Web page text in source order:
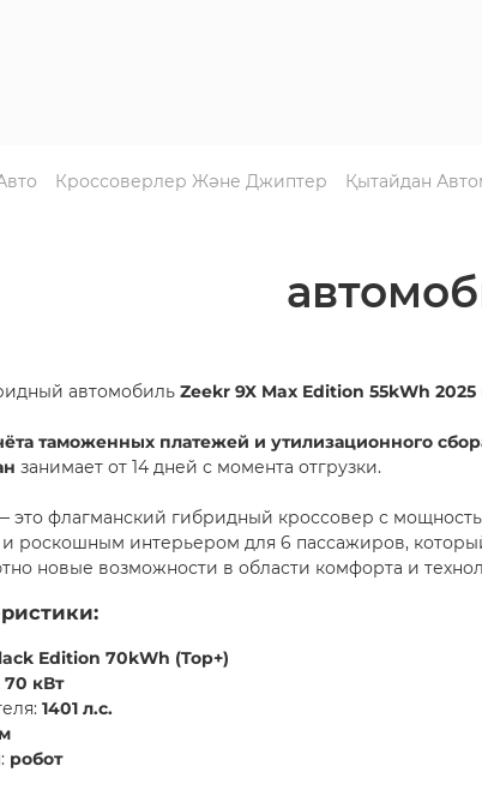
Кроссоверлер Және Джиптер Қытайдан
автомобиль Zeekr 9X Max Edition 55kWh 2025
таможенных платежей и утилизационного
занимает от 14 дней с момента отгрузки.
это флагманский гибридный кроссовер с
и роскошным интерьером для 6 пассажиров,
новые возможности в области комфорта и
Edition 70kWh (Top+)
70 кВт
1401 л.с.
робот